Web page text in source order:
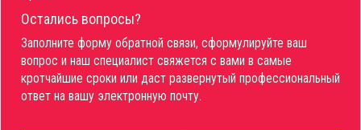
Остались вопросы?
Заполните форму обратной связи, сформулируйте ваш
вопрос и наш специалист свяжется с вами в самые
кротчайшие сроки или даст развернутый профессиональный
ответ на вашу электронную почту.